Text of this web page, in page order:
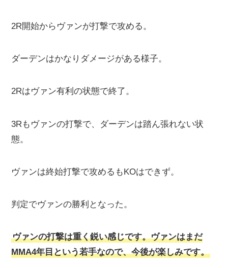
2R開始からヴァンが打撃で攻める。
ダーデンはかなりダメージがある様子。
2Rはヴァン有利の状態で終了。
3Rもヴァンの打撃で、ダーデンは踏ん張れない状
態。
ヴァンは終始打撃で攻めるもKOはできず。
判定でヴァンの勝利となった。
ヴァンの打撃は重く鋭い感じです。ヴァンはまだ
MMA4年目という若手なので、今後が楽しみです。